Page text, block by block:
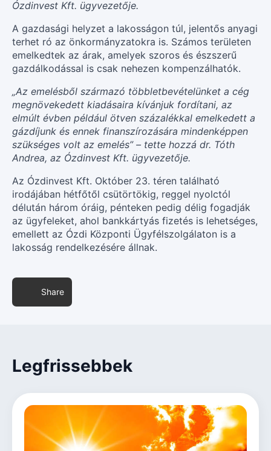
Ózdinvest Kft. ügyvezetője.
A gazdasági helyzet a lakosságon túl, jelentős anyagi
terhet ró az önkormányzatokra is. Számos területen
emelkedtek az árak, amelyek szoros és észszerű
gazdálkodással is csak nehezen kompenzálhatók.
„Az emelésből származó többletbevételünket a cég
megnövekedett kiadásaira kívánjuk fordítani, az
elmúlt évben például ötven százalékkal emelkedett a
gázdíjunk és ennek finanszírozására mindenképpen
szükséges volt az emelés” – tette hozzá dr. Tóth
Andrea, az Ózdinvest Kft. ügyvezetője.
Az Ózdinvest Kft. Október 23. téren található
irodájában hétfőtől csütörtökig, reggel nyolctól
délután három óráig, pénteken pedig délig fogadják
az ügyfeleket, ahol bankkártyás fizetés is lehetséges,
emellett az Ózdi Központi Ügyfélszolgálaton is a
lakosság rendelkezésére állnak.
Share
Legfrissebbek